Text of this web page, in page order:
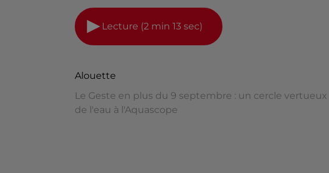
Lecture (2 min 13 sec)
Alouette
Le Geste en plus du 9 septembre : un cercle vertueux
de l'eau à l'Aquascope